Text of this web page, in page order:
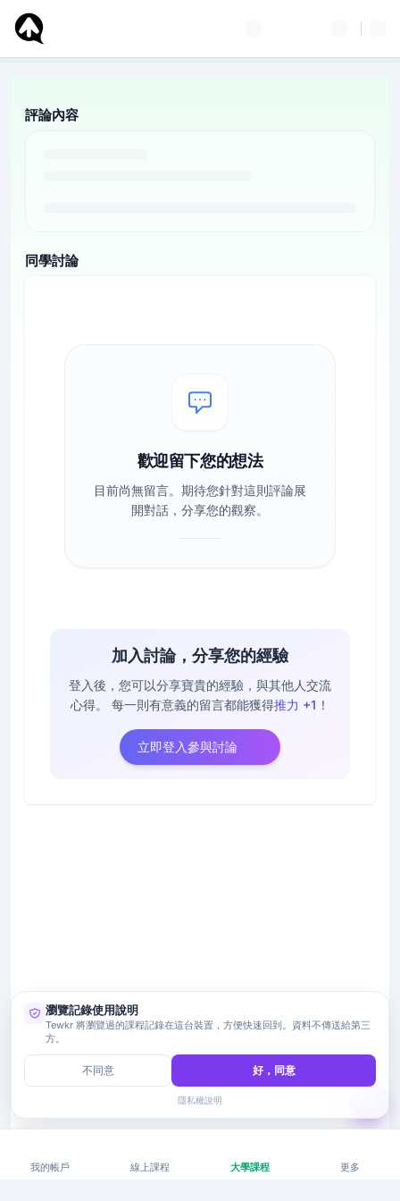
評論內容
同學討論
歡迎留下您的想法
目前尚無留言。期待您針對這則評論展
開對話，分享您的觀察。
加入討論，分享您的經驗
登入後，您可以分享寶貴的經驗，與其他人交流
心得。
每一則有意義的留言都能獲得推力 +1 ！
立即登入參與討論
我的帳戶 線上課程 大學課程 更多
瀏覽記錄使用說明
Tewkr 將瀏覽過的課程記錄在這台裝置，方便快速回到。資料不傳送給第三
方。
不同意 好，同意
隱私權說明